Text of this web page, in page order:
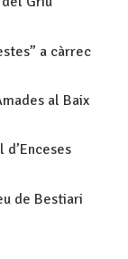
a càrrec
al Baix
de Bestiari